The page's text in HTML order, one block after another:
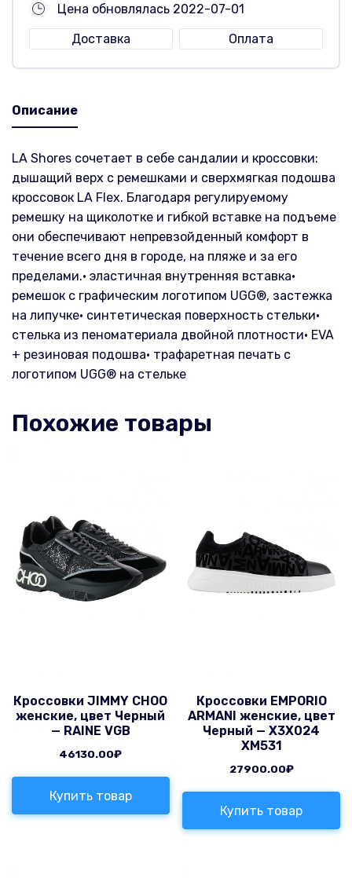
Цена обновлялась 2022-07-01
Доставка
Оплата
Описание
LA Shores сочетает в себе сандалии и кроссовки:
дышащий верх с ремешками и сверхмягкая подошва
кроссовок LA Flex. Благодаря регулируемому
ремешку на щиколотке и гибкой вставке на подъеме
они обеспечивают непревзойденный комфорт в
течение всего дня в городе, на пляже и за его
пределами.• эластичная внутренняя вставка•
ремешок с графическим логотипом UGG®, застежка
на липучке• синтетическая поверхность стельки•
стелька из пеноматериала двойной плотности• EVA
+ резиновая подошва• трафаретная печать с
логотипом UGG® на стельке
Похожие товары
Кроссовки JIMMY CHOO
женские, цвет Черный
— RAINE VGB
46130.00₽
Купить товар
Кроссовки EMPORIO
ARMANI женские, цвет
Черный — X3X024
XM531
27900.00₽
Купить товар